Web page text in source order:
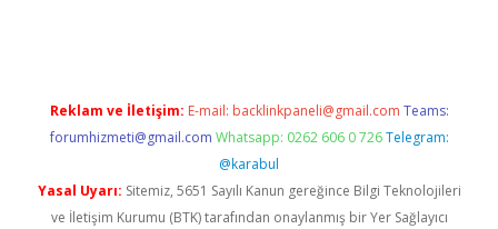
Reklam ve İletişim: E-mail: backlinkpaneli@gmail.com Teams:
forumhizmeti@gmail.com Whatsapp: 0262 606 0 726 Telegram:
@karabul
Yasal Uyarı: Sitemiz, 5651 Sayılı Kanun gereğince Bilgi Teknolojileri
ve İletişim Kurumu (BTK) tarafından onaylanmış bir Yer Sağlayıcı